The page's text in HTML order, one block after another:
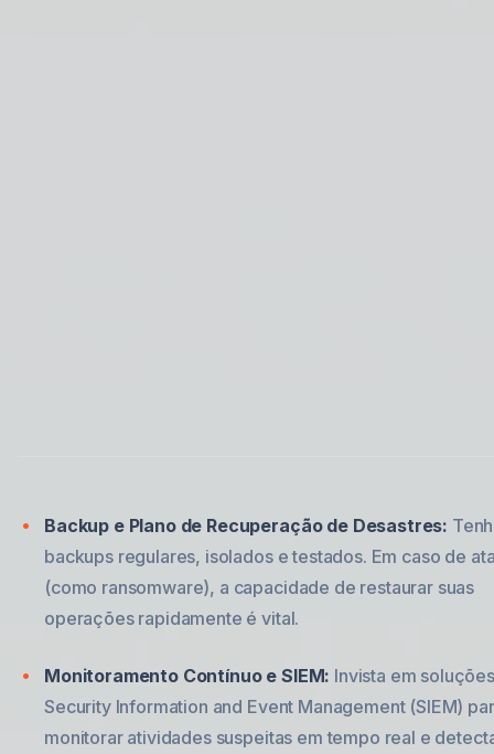
Backup e Plano de Recuperação de Desastres:
backups regulares, isolados e testados. Em caso de
(como ransomware), a capacidade de restaurar suas
operações rapidamente é vital.
Monitoramento Contínuo e SIEM: Invista em
Security Information and Event Management (SIEM)
monitorar atividades suspeitas em tempo real e